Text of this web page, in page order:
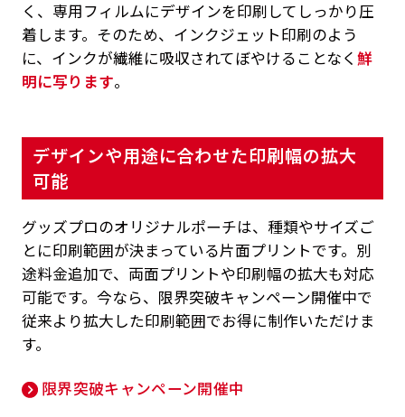
く、専用フィルムにデザインを印刷してしっかり圧
着します。そのため、インクジェット印刷のよう
に、インクが繊維に吸収されてぼやけることなく 鮮
明に写ります。
デザインや用途に合わせた印刷幅の拡大
可能
グッズプロのオリジナルポーチは、種類やサイズご
とに印刷範囲が決まっている片面プリントです。別
途料金追加で、両面プリントや印刷幅の拡大も対応
可能です。今なら、限界突破キャンペーン開催中で
従来より拡大した印刷範囲でお得に制作いただけま
す。
限界突破キャンペーン開催中